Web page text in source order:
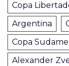
Copa
Argentina
Copa
Alexander